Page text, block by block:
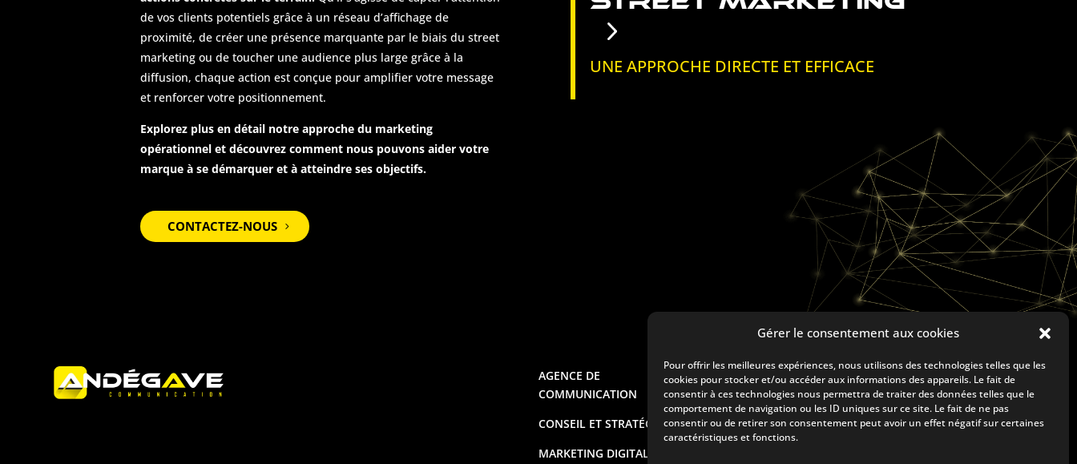
Gérer le consentement aux cookies
Pour offrir les meilleures expériences, nous utilisons des technologies telles que les
cookies pour stocker et/ou accéder aux informations des appareils. Le fait de
consentir à ces technologies nous permettra de traiter des données telles que le
comportement de navigation ou les ID uniques sur ce site. Le fait de ne pas
consentir ou de retirer son consentement peut avoir un effet négatif sur certaines
caractéristiques et fonctions.
de vos clients potentiels grâce à un réseau d’affichage de
proximité, de créer une présence marquante par le biais du street
marketing ou de toucher une audience plus large grâce à la
diffusion, chaque action est conçue pour amplifier votre message
et renforcer votre positionnement.
Explorez plus en détail notre approche du marketing
opérationnel et découvrez comment nous pouvons aider votre
marque à se démarquer et à atteindre ses objectifs.
CONTACTEZ-NOUS
UNE APPROCHE DIRECTE ET EFFICACE
AGENCE DE
COMMUNICATION
CONSEIL ET STRATÉGIE
MARKETING DIGITAL
NOS RÉALISATIONS
NOS RÉFÉRENCES
NOUS CONTACTER

Siège Social